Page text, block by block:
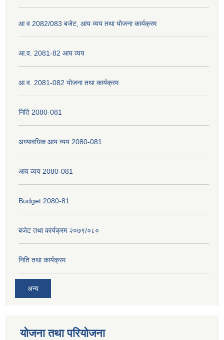
आ व 2082/083 बजेट, आय व्यय तथा योजना कार्यक्रम
आ.व. 2081-82 आय व्यय
आ.व. 2081-082 योजना तथा कार्यक्रम
निति 2080-081
अध्यावधिक आय व्यय 2080-081
आय व्यय 2080-081
Budget 2080-81
बजेट तथा कार्यक्रम २०७९/०८०
निति तथा कार्यक्रम
अन्य
योजना तथा परियोजना